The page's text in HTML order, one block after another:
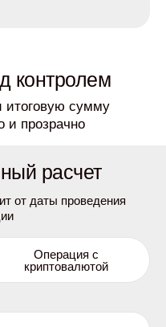
контролем
итоговую сумму
и прозрачно
расчет
от даты проведения
Операция с
криптовалютой